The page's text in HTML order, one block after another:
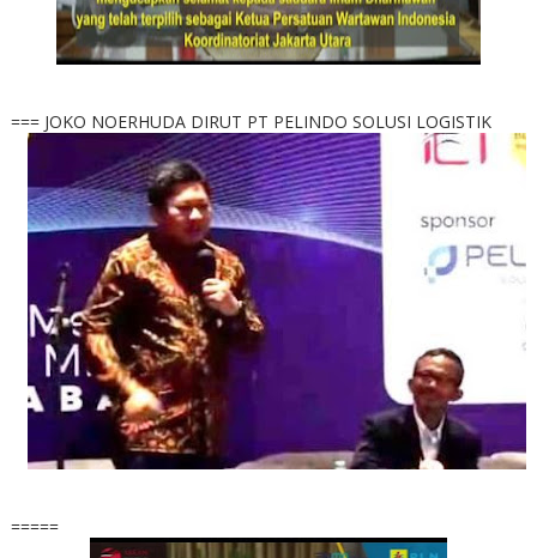
=== JOKO NOERHUDA DIRUT PT PELINDO SOLUSI LOGISTIK
=====